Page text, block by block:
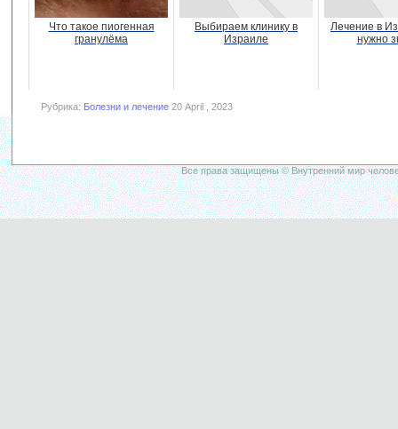
Что такое пиогенная
гранулёма
Выбираем клинику в
Израиле
Лечение в
нужно
Рубрика: Болезни и лечение 20 April , 2023
Все права защищены © Внутренний мир